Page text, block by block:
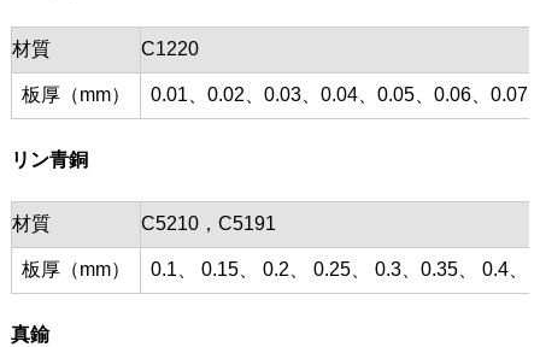
材質 C1220
板厚（mm） 0.01、0.02、0.03、0.04、0.05、0.06、0.07
リン青銅
材質 C5210，C5191
板厚（mm） 0.1、 0.15、 0.2、 0.25、 0.3、0.35、 0.4、
真鍮